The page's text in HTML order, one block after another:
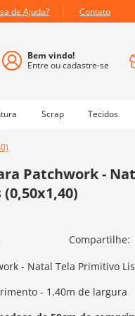
de Ajuda? Contato
Scrap Tecidos
Patchwork -
- Natal Tela Primitivo
- 1,40m de largura